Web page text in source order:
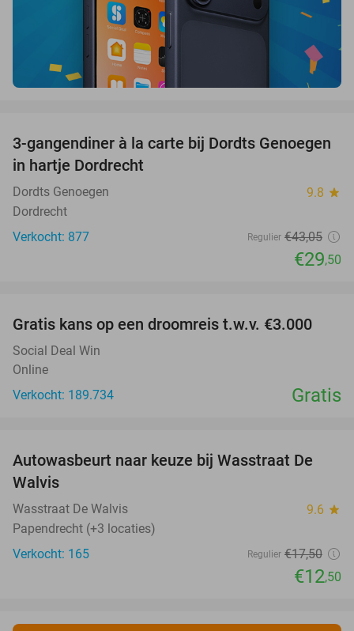
31%
3-gangendiner à la carte bij Dordts Genoegen
in hartje Dordrecht
Dordts Genoegen 9.8 star
Dordrecht
Verkocht: 877
Regulier €43,05
€29,50
Gratis kans op een droomreis t.w.v. €3.000
Social Deal Win
Online
Verkocht: 189.734
Gratis
29%
Autowasbeurt naar keuze bij Wasstraat De
Walvis
Wasstraat De Walvis 9.6 star
Papendrecht (+3 locaties)
Verkocht: 165
Regulier €17,50
€12,50